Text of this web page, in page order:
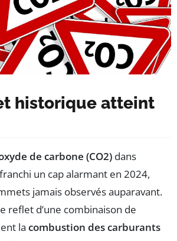
historique atteint
de carbone (CO2) dans
un cap alarmant en 2024,
jamais observés auparavant.
reflet d’une combinaison de
la combustion des carburants